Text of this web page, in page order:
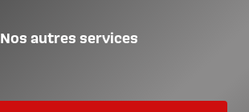
Nos autres services